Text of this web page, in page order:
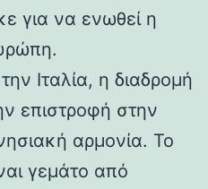
για να ενωθεί η
Ιταλία, η διαδρομή
επιστροφή στην
αρμονία. Το
γεμάτο από